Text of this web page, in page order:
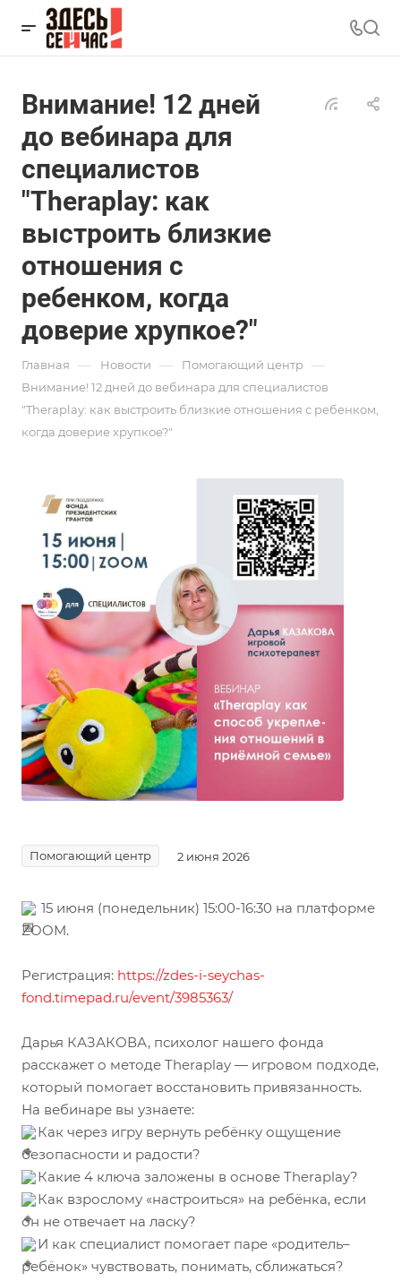
Внимание! 12 дней
до вебинара для
специалистов
"Theraplay: как
выстроить близкие
отношения с
ребенком, когда
доверие хрупкое?"
Главная — Новости — Помогающий центр —
Внимание! 12 дней до вебинара для специалистов
"Theraplay: как выстроить близкие отношения с ребенком,
когда доверие хрупкое?"
Помогающий центр 2 июня 2026
15 июня (понедельник) 15:00-16:30 на платформе
ZOOM.
Регистрация: https://zdes-i-seychas-
fond.timepad.ru/event/3985363/
Дарья КАЗАКОВА, психолог нашего фонда
расскажет о методе Theraplay — игровом подходе,
который помогает восстановить привязанность.
На вебинаре вы узнаете:
Как через игру вернуть ребёнку ощущение
безопасности и радости?
Какие 4 ключа заложены в основе Theraplay?
Как взрослому «настроиться» на ребёнка, если
он не отвечает на ласку?
И как специалист помогает паре «родитель–
ребёнок» чувствовать, понимать, сближаться?